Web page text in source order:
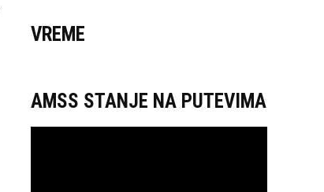
VREME
AMSS STANJE NA PUTEVIMA